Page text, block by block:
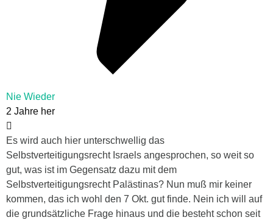
Nie Wieder
2 Jahre her
Es wird auch hier unterschwellig das
Selbstverteitigungsrecht Israels angesprochen, so weit so
gut, was ist im Gegensatz dazu mit dem
Selbstverteitigungsrecht Palästinas? Nun muß mir keiner
kommen, das ich wohl den 7 Okt. gut finde. Nein ich will auf
die grundsätzliche Frage hinaus und die besteht schon seit